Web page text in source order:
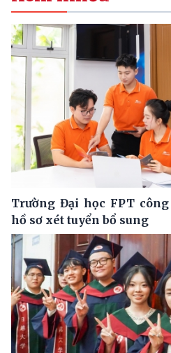
Trường Đại học FPT
hồ sơ xét tuyển bổ sung